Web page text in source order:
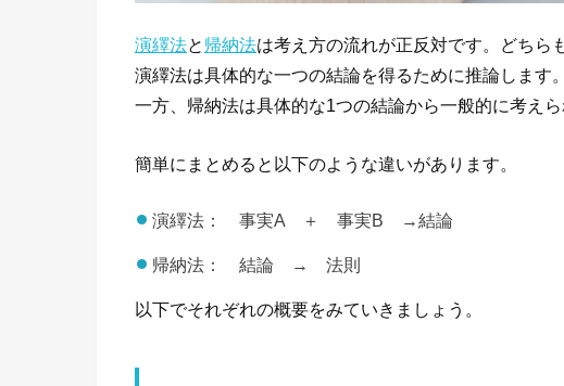
演繹法と 帰納法は考え方の流れが正反対です。どちら
演繹法は具体的な一つの結論を得るために推論します。
一方、帰納法は具体的な1つの結論から一般的に考え
簡単にまとめると以下のような違いがあります。
演繹法： 事実A ＋ 事実B →結論
帰納法： 結論 → 法則
以下でそれぞれの概要をみていきましょう。